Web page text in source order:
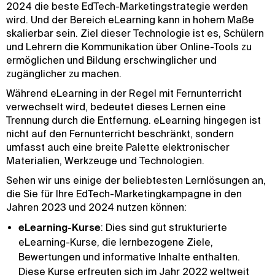
2024 die beste EdTech-Marketingstrategie werden
wird. Und der Bereich eLearning kann in hohem Maße
skalierbar sein. Ziel dieser Technologie ist es, Schülern
und Lehrern die Kommunikation über Online-Tools zu
ermöglichen und Bildung erschwinglicher und
zugänglicher zu machen.
Während eLearning in der Regel mit Fernunterricht
verwechselt wird, bedeutet dieses Lernen eine
Trennung durch die Entfernung. eLearning hingegen ist
nicht auf den Fernunterricht beschränkt, sondern
umfasst auch eine breite Palette elektronischer
Materialien, Werkzeuge und Technologien.
Sehen wir uns einige der beliebtesten Lernlösungen an,
die Sie für Ihre EdTech-Marketingkampagne in den
Jahren 2023 und 2024 nutzen können:
eLearning-Kurse: Dies sind gut strukturierte
eLearning-Kurse, die lernbezogene Ziele,
Bewertungen und informative Inhalte enthalten.
Diese Kurse erfreuten sich im Jahr 2022 weltweit